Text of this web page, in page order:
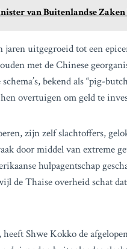
van Buitenlandse
uitgegroeid tot een
met de Chinese
bekend als “pig-
overtuigen om geld te
zijn zelf slachtoffers,
door middel van extreme
hulpagentschap
de Thaise overheid schat
Shwe Kokko de